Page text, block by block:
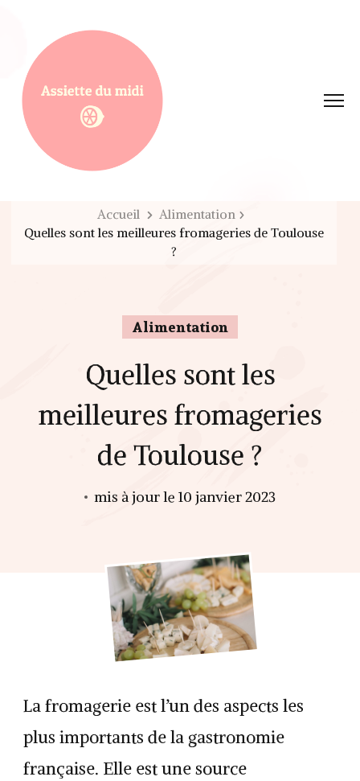
Assiette du midi
Accueil
Alimentation
Quelles sont les meilleures fromageries de Toulouse
?
Alimentation
Quelles sont les
meilleures fromageries
de Toulouse ?
mis à jour le 10 janvier 2023
La fromagerie est l’un des aspects les
plus importants de la gastronomie
française. Elle est une source